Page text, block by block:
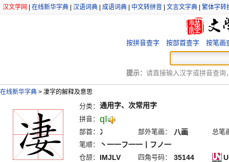
汉文学网 在线新华字典 汉语词典 成语词典 中文转拼音 文言文字典 繁体字转
按拼音查字 按部首查字 按笔画
提示： 请直接输入汉字或拼音查询
在线新华字典 > 凄字的解释及意思
分类： 通用字、次常用字
拼音： qī
部首： 冫 部外笔画： 八画
总笔
笔顺：
丶一一フ一一丨フノ一
仓颉： IMJLV 四角号码： 35144